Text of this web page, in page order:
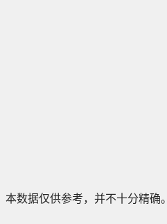
本数据仅供参考，并不十分精确。